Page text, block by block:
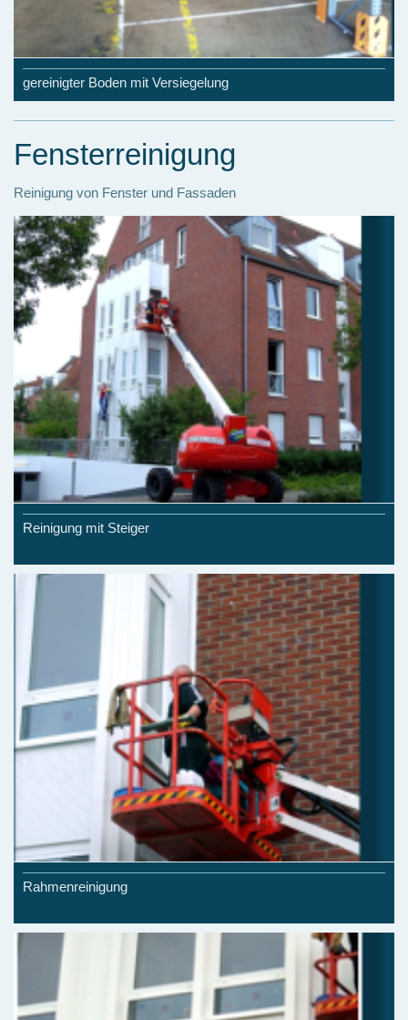
gereinigter Boden mit Versiegelung
Fensterreinigung
Reinigung von Fenster und Fassaden
Reinigung mit Steiger
Rahmenreinigung